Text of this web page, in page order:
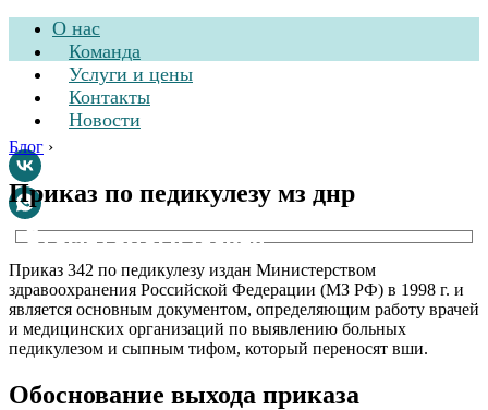
О нас
Команда
Услуги и цены
Контакты
Новости
Стоматологическая
клиника
Блог ›
Приказ по педикулезу мз днр
Приказ 342 по педикулезу издан Министерством
здравоохранения Российской Федерации (МЗ РФ) в 1998 г. и
является основным документом, определяющим работу врачей
и медицинских организаций по выявлению больных
педикулезом и сыпным тифом, который переносят вши.
Обоснование выхода приказа